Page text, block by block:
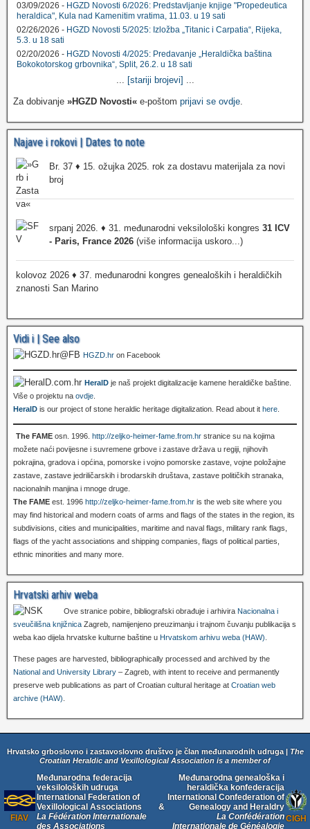
03/09/2026 - HGZD Novosti 6/2026: Predstavljanje knjige "Propedeutica
heraldica", Kula nad Kamenitim vratima, 11.03. u 19 sati
02/26/2026 - HGZD Novosti 5/2025: Izložba „Titanic i Carpatia“, Rijeka,
5.3. u 18 sati
02/20/2026 - HGZD Novosti 4/2025: Predavanje „Heraldička baština
Bokokotorskog grbovnika“, Split, 26.2. u 18 sati
... [stariji brojevi] ...
Za dobivanje »HGZD Novosti« e-poštom prijavi se ovdje.
Najave i rokovi | Dates to note
Br. 37 ♦ 15. ožujka 2025. rok za dostavu materijala za novi
broj
srpanj 2026. ♦ 31. međunarodni veksilološki kongres 31 ICV
- Paris, France 2026 (više informacija uskoro...)
kolovoz 2026 ♦ 37. međunarodni kongres genealoških i heraldičkih
znanosti San Marino
Vidi i | See also
HGZD.hr on Facebook
HeralD je naš projekt digitalizacije kamene heraldičke baštine.
Više o projektu na ovdje
HeralD is our project of stone heraldic heritage digitalization. Read about it here
The FAME osn. 1996. http://zeljko-heimer-fame.from.hr stranice su na kojima
možete naći povijesne i suvremene grbove i zastave država u regiji, njihovih
pokrajina, gradova i općina, pomorske i vojno pomorske zastave, vojne položajne
zastave, zastave jedriličarskih i brodarskih društava, zastave političkih stranaka,
nacionalnih manjina i mnoge druge.
The FAME est. 1996 http://zeljko-heimer-fame.from.hr is the web site where you
may find historical and modern coats of arms and flags of the states in the region, its
subdivisions, cities and municipalities, maritime and naval flags, military rank flags,
flags of the yacht associations and shipping companies, flags of political parties,
ethnic minorities and many more.
Hrvatski arhiv weba
Ove stranice pobire, bibliografski obrađuje i arhivira Nacionalna i
sveučilišna knjižnica Zagreb, namijenjeno preuzimanju i trajnom čuvanju publikacija s
weba kao dijela hrvatske kulturne baštine u Hrvatskom arhivu weba (HAW).
These pages are harvested, bibliographically processed and archived by the
National and University Library – Zagreb, with intent to receive and permanently
preserve web publications as part of Croatian cultural heritage at Croatian web
archive (HAW).
Hrvatsko grboslovno i zastavoslovno društvo je član međunarodnih udruga |
The
Croatian Heraldic and Vexillological Association is a member of
FIAV
Međunarodna federacija
veksiloloških udruga
International Federation of
Vexillological Associations
La Fédération Internationale
des Associations
&
Međunarodna genealoška i
heraldička konfederacija
International Confederation of
Genealogy and Heraldry
La Confédération
Internationale de Généalogie
CIGH